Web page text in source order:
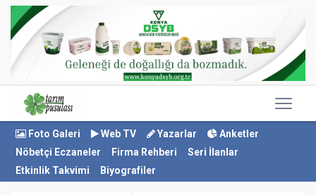
Foto Galeri Web TV Yazarlar
Anketler
Nöbetçi Eczaneler
Firma Rehberi
Seri İlanlar
Etkinlik Takvimi
Biyografiler